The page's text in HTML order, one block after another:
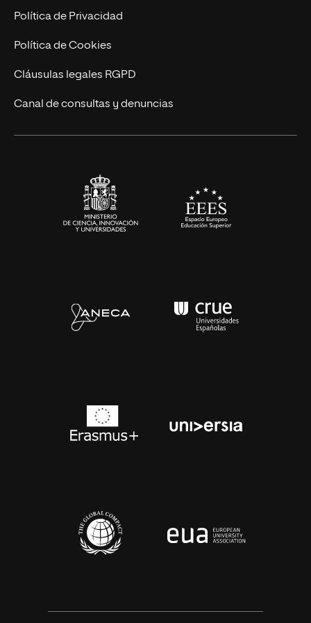
Postgrados
Cursos Universitarios
Trabaja en UNIR
Actualidad
UNIR Revista
Eventos
Política de Privacidad
Política de Cookies
Cláusulas legales RGPD
Canal de consultas y denuncias